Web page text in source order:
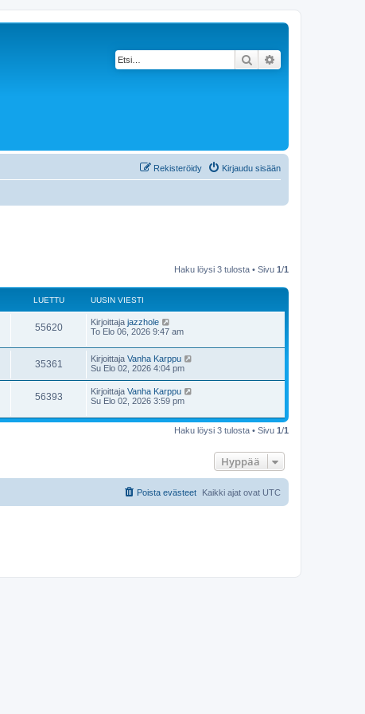
Etsi
Kirjaudu sisään
Rekisteröidy
Haku löysi 3 tulosta • Sivu 1/1
LUETTU UUSIN VIESTI
55620 Kirjoittaja jazzhole
To Elo 06, 2026 9:47 am
35361 Kirjoittaja Vanha Karppu
Su Elo 02, 2026 4:04 pm
56393 Kirjoittaja Vanha Karppu
Su Elo 02, 2026 3:59 pm
Haku löysi 3 tulosta • Sivu 1/1
Hyppää
Kaikki ajat ovat UTC
Poista evästeet